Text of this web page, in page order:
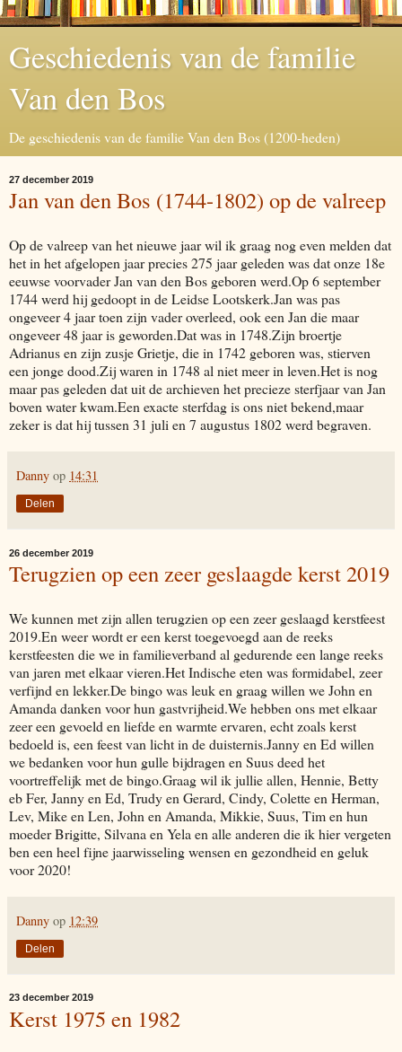
Geschiedenis van de familie
Van den Bos
De geschiedenis van de familie Van den Bos (1200-heden)
27 december 2019
Jan van den Bos (1744-1802) op de valreep
Op de valreep van het nieuwe jaar wil ik graag nog even melden dat
het in het afgelopen jaar precies 275 jaar geleden was dat onze 18e
eeuwse voorvader Jan van den Bos geboren werd.Op 6 september
1744 werd hij gedoopt in de Leidse Lootskerk.Jan was pas
ongeveer 4 jaar toen zijn vader overleed, ook een Jan die maar
ongeveer 48 jaar is geworden.Dat was in 1748.Zijn broertje
Adrianus en zijn zusje Grietje, die in 1742 geboren was, stierven
een jonge dood.Zij waren in 1748 al niet meer in leven.Het is nog
maar pas geleden dat uit de archieven het precieze sterfjaar van Jan
boven water kwam.Een exacte sterfdag is ons niet bekend,maar
zeker is dat hij tussen 31 juli en 7 augustus 1802 werd begraven.
Danny op 14:31
Delen
26 december 2019
Terugzien op een zeer geslaagde kerst 2019
We kunnen met zijn allen terugzien op een zeer geslaagd kerstfeest
2019.En weer wordt er een kerst toegevoegd aan de reeks
kerstfeesten die we in familieverband al gedurende een lange reeks
van jaren met elkaar vieren.Het Indische eten was formidabel, zeer
verfijnd en lekker.De bingo was leuk en graag willen we John en
Amanda danken voor hun gastvrijheid.We hebben ons met elkaar
zeer een gevoeld en liefde en warmte ervaren, echt zoals kerst
bedoeld is, een feest van licht in de duisternis.Janny en Ed willen
we bedanken voor hun gulle bijdragen en Suus deed het
voortreffelijk met de bingo.Graag wil ik jullie allen, Hennie, Betty
eb Fer, Janny en Ed, Trudy en Gerard, Cindy, Colette en Herman,
Lev, Mike en Len, John en Amanda, Mikkie, Suus, Tim en hun
moeder Brigitte, Silvana en Yela en alle anderen die ik hier vergeten
ben een heel fijne jaarwisseling wensen en gezondheid en geluk
voor 2020!
Danny op 12:39
Delen
23 december 2019
Kerst 1975 en 1982